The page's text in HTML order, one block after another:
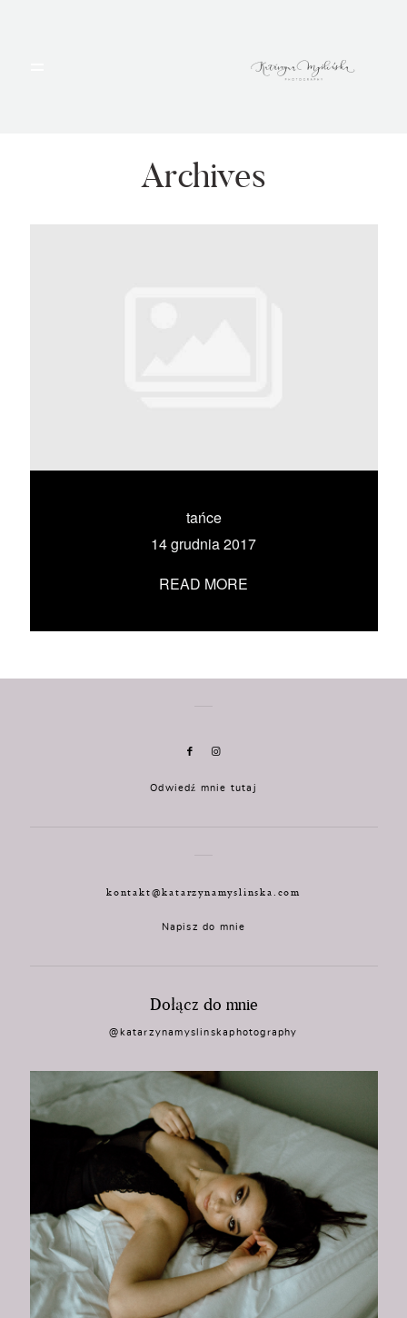
Archives
tańce
14 grudnia 2017
READ MORE
PORTFOLIO
UMÓW SIĘ ZE MNĄ →
Odwiedź mnie tutaj
kontakt@katarzynamyslinska.com
Napisz do mnie
Dołącz do mnie
@katarzynamyslinskaphotography